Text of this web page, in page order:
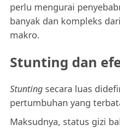
perlu mengurai
banyak dan kompleks
makro.
Stunting dan
Stunting secara luas
pertumbuhan yang
Maksudnya, status gizi